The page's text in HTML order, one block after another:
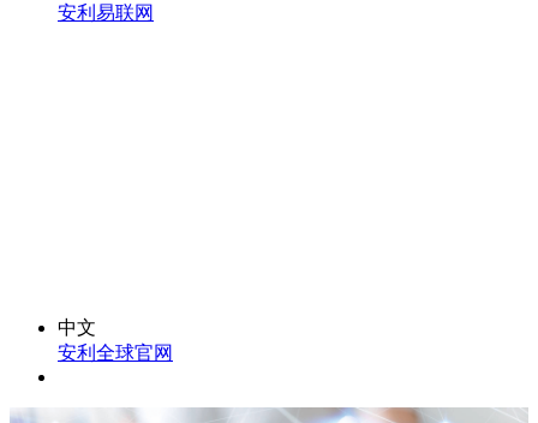
安利易联网
中文
安利全球官网